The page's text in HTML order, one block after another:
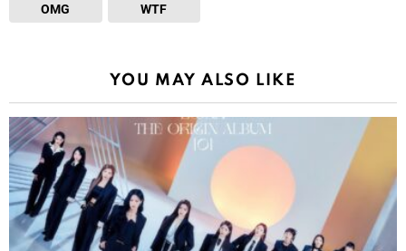
OMG WTF
YOU MAY ALSO LIKE